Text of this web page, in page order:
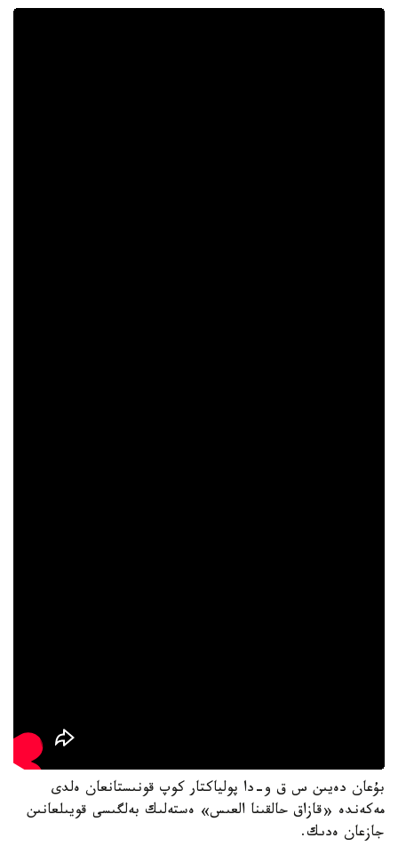
بۇعان دەيىن س ق و-دا پولياكتار كوپ قونىستانعان ەلدى
مەكەندە «قازاق حالقىنا العىس» ەستەلىك بەلگىسى قويىلعانىن
جازعان ەدىك.